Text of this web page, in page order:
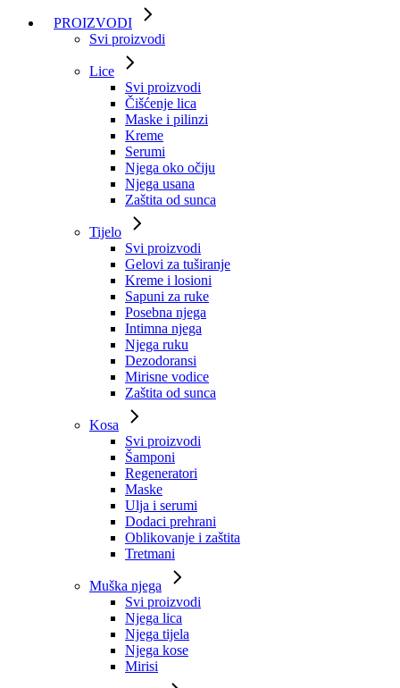
PROIZVODI
Svi proizvodi
Lice
Svi proizvodi
Čišćenje lica
Maske i pilinzi
Kreme
Serumi
Njega oko očiju
Njega usana
Zaštita od sunca
Tijelo
Svi proizvodi
Gelovi za tuširanje
Kreme i losioni
Sapuni za ruke
Posebna njega
Intimna njega
Njega ruku
Dezodoransi
Mirisne vodice
Zaštita od sunca
Kosa
Svi proizvodi
Šamponi
Regeneratori
Maske
Ulja i serumi
Dodaci prehrani
Oblikovanje i zaštita
Tretmani
Muška njega
Svi proizvodi
Njega lica
Njega tijela
Njega kose
Mirisi